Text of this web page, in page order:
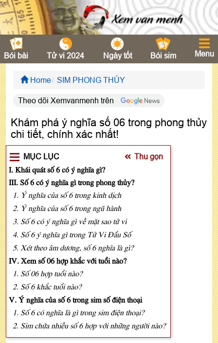
Bói bài Tử vi 2024 Ngày tốt Bói sim Menu
Home SIM PHONG THỦY
Theo dõi Xemvanmenh trên
Khám phá ý nghĩa số 06 trong phong thủy
chi tiết, chính xác nhất!
MỤC LỤC Thu gọn
I. Khái quát số 6 có ý nghĩa gì?
III. Số 6 có ý nghĩa gì trong phong thủy?
1. Ý nghĩa của số 6 trong kinh dịch
2. Ý nghĩa của số 6 trong ngũ hành
3. Số 6 có ý nghĩa gì về mặt sao tử vi
4. Số 6 ý nghĩa gì trong Tử Vi Đẩu Số
5. Xét theo âm dương, số 6 nghĩa là gì?
IV. Xem số 06 hợp khắc với tuổi nào?
1. Số 06 hợp tuổi nào?
2. Số 6 khắc tuổi nào?
V. Ý nghĩa của số 6 trong sim số điện thoại
1. Số 6 có nghĩa là gì trong sim điện thoại?
2. Sim chứa nhiều số 6 hợp với những người nào?